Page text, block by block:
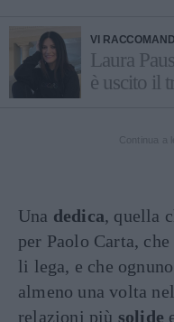
VI
Laura
è uscito il
Una dedica, quella
per Paolo Carta,
li lega, e che
almeno una volta
relazioni più solide